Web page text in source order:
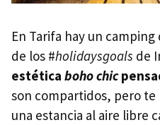
En Tarifa hay un
de los #holidaysgoals de
estética boho chic
son compartidos, pero
una estancia al aire libre